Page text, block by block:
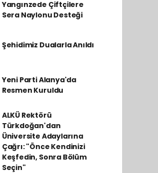
Yangınzede Çiftçilere
Sera Naylonu Desteği
Şehidimiz Dualarla Anıldı
Yeni Parti Alanya'da
Resmen Kuruldu
ALKÜ Rektörü
Türkdoğan'dan
Üniversite Adaylarına
Çağrı: "Önce Kendinizi
Keşfedin, Sonra Bölüm
Seçin"